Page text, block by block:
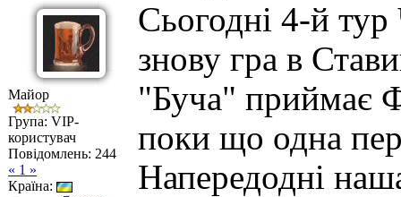
Майор
Група: VIP-
користувач
Повідомлень: 244
« 1 »
Країна:
Сьогодні 4-й
знову гра в
"Буча" приймає
поки що одна
Напередодні